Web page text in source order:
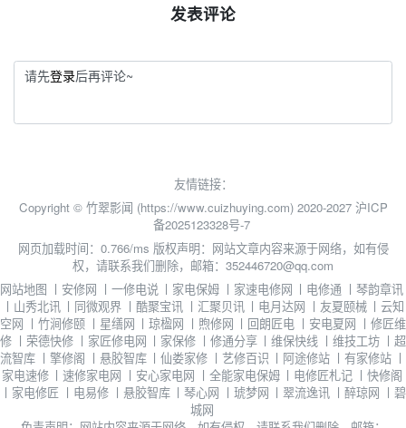
发表评论
请先登录后再评论~
友情链接：
Copyright © 竹翠影闻 (https://www.cuizhuying.com) 2020-2027 沪ICP
备2025123328号-7
网页加载时间：0.766/ms 版权声明：网站文章内容来源于网络，如有侵
权，请联系我们删除，邮箱：352446720@qq.com
网站地图 丨 安修网 丨 一修电说 丨 家电保姆 丨 家速电修网 丨 电修通 丨琴韵章讯
丨 山秀北讯 丨 同微观界 丨 酷聚宝讯 丨 汇聚贝讯 丨 电月达网 丨 友夏颐械 丨云知
空网 丨 竹涧修颐 丨 星缮网 丨琼楹网 丨 煦修网 丨 回朗匠电 丨 安电夏网 丨 修匠维
修 丨 荣德快修 丨 家匠修电网 丨 家保修 丨 修通分享 丨维保快线 丨维技工坊 丨 超
流智库 丨 擎修阁 丨 悬胶智库 丨仙娄家修 丨 艺修百识 丨 阿途修站 丨 有家修站 丨
家电速修 丨 速修家电网 丨 安心家电网 丨 全能家电保姆 丨 电修匠札记 丨 快修阁
丨 家电修匠 丨 电易修 丨 悬胶智库 丨琴心网 丨 琥梦网 丨翠流逸讯 丨醉琼网 丨 碧
城网